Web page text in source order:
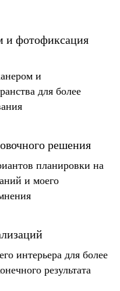
и фотофиксация
и
для более
решения
планировки на
и моего
интерьера для более
результата